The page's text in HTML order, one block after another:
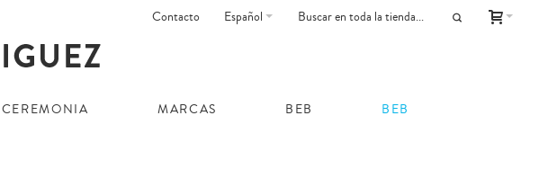
Español
Contacto
CEREMONIA MARCAS BEB BEB